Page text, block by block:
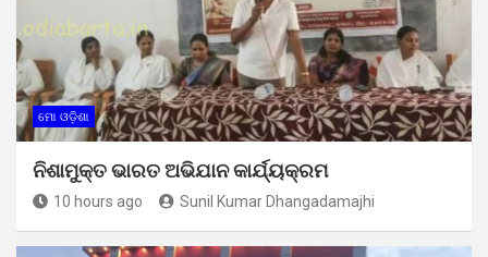
ମୋ ଓଡ଼ିଶା
ନିଶାମୁକ୍ତ ଭାରତ ଅଭିଯାନ କାର୍ଯ୍ୟକ୍ରମ
10 hours ago Sunil Kumar Dhangadamajhi